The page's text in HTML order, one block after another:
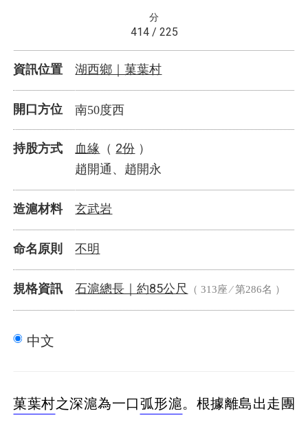
分
414 / 225
資訊位置 湖西鄉｜菓葉村
開口方位 南50度西
持股方式 血緣 （ 2份 ）
趙開通、趙開永
造滬材料 玄武岩
命名原則 不明
規格資訊 石滬總長｜約85公尺 （ 313座 ⁄ 第286名 ）
中文
菓葉村之深滬為一口弧形滬。根據離島出走團